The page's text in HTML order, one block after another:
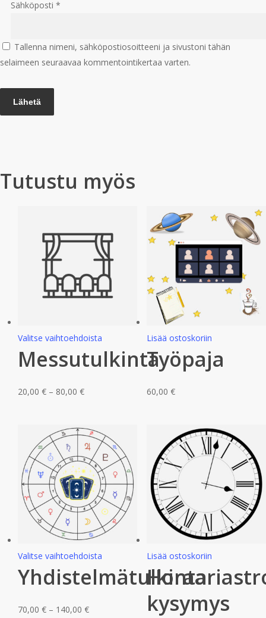
Sähköposti *
Tallenna nimeni, sähköpostiosoitteeni ja sivustoni tähän
selaimeen seuraavaa kommentointikertaa varten.
Tutustu myös
Valitse vaihtoehdoista
tuotteella
on
tehdä
valinnat
tuotteen
sivulla.
Messutulkinta
20,00 € – 80,00 €Hintaluokka:
80,00 €
Lisää ostoskoriin
Työpaja
60,00€
Valitse vaihtoehdoista
tuotteella
on
Yhdistelmätulkinta
70,00 € – 140,00 €Hintaluokka:
Lisää ostoskoriin
kysymys